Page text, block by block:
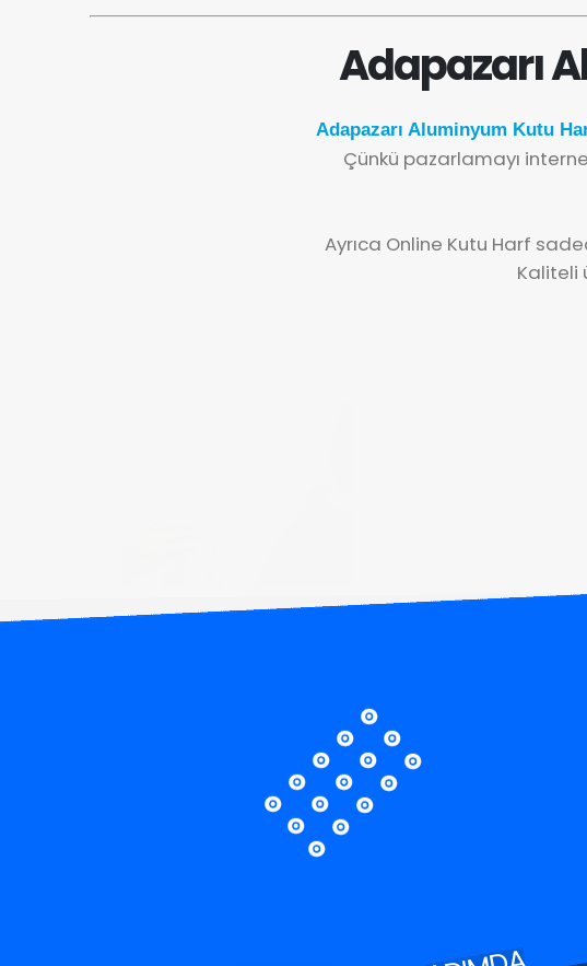
Adapazarı
Adapazarı Aluminyum Kutu
Çünkü pazarlamayı
Ayrıca Online Kutu Harf
Kaliteli